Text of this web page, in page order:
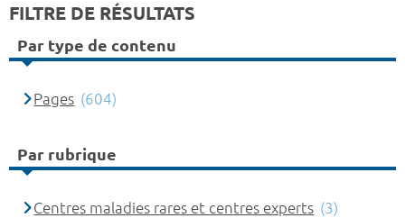
FILTRE DE RÉSULTATS
Par type de contenu
Pages (604)
Par rubrique
Centres maladies rares et centres experts (3)